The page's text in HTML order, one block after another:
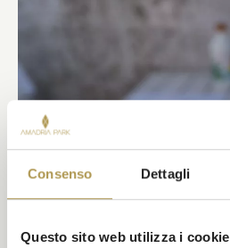
Consenso Dettagli
Questo sito web utilizza i cookie